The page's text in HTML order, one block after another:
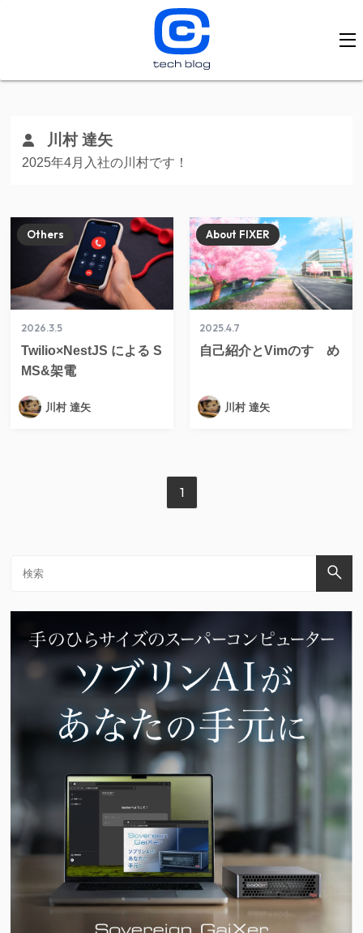
川村 達矢
2025年4月入社の川村です！
2026.3.5
Twilio×NestJS による S
MS&架電
Others
川村 達矢
2025.4.7
自己紹介とVimのすゝめ
About FIXER
川村 達矢
1